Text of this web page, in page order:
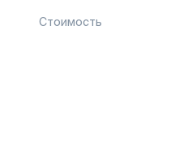
Стоимость